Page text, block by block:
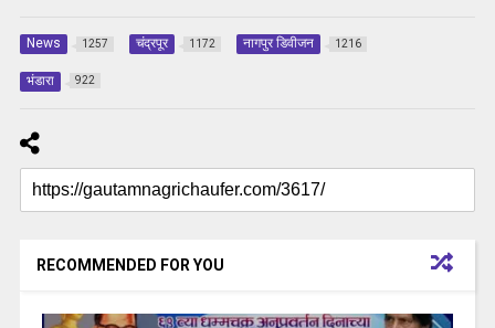
News 1257 चंद्रपूर 1172 नागपुर डिवीजन 1216
भंडारा 922
RECOMMENDED FOR YOU